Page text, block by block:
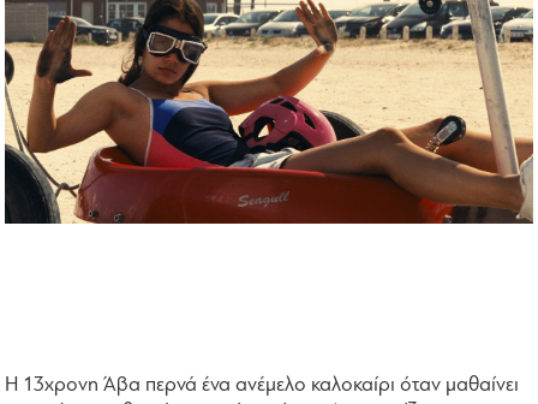
Η 13χρονη Άβα περνά ένα ανέμελο καλοκαίρι όταν μαθαίνει